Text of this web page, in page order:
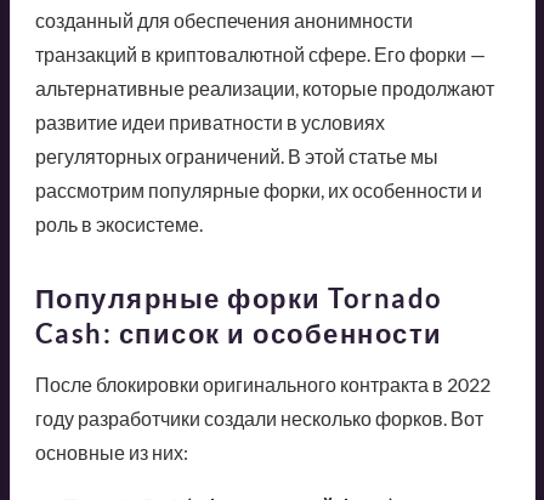
созданный для обеспечения анонимности
транзакций в криптовалютной сфере. Его форки —
альтернативные реализации, которые продолжают
развитие идеи приватности в условиях
регуляторных ограничений. В этой статье мы
рассмотрим популярные форки, их особенности и
роль в экосистеме.
Популярные форки Tornado
Cash: список и особенности
После блокировки оригинального контракта в 2022
году разработчики создали несколько форков. Вот
основные из них: